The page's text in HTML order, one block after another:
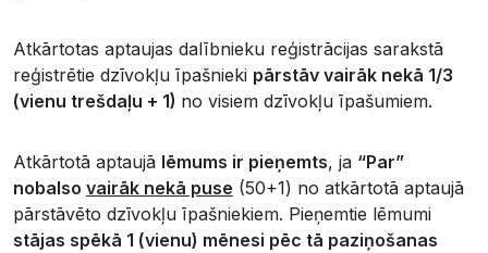
Atkārtotas aptaujas dalībnieku reģistrācijas sarakstā
reģistrētie dzīvokļu īpašnieki pārstāv vairāk nekā 1/3
(vienu trešdaļu + 1) no visiem dzīvokļu īpašumiem.
Atkārtotā aptaujā lēmums ir pieņemts, ja “Par”
nobalso vairāk nekā puse (50+1) no atkārtotā aptaujā
pārstāvēto dzīvokļu īpašniekiem. Pieņemtie lēmumi
stājas spēkā 1 (vienu) mēnesi pēc tā paziņošanas